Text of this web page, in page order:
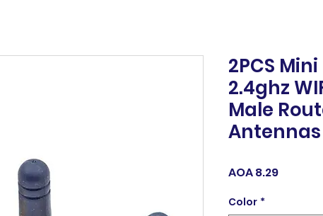
2PCS
2.4ghz
Male
AOA 8.29Price
Color *